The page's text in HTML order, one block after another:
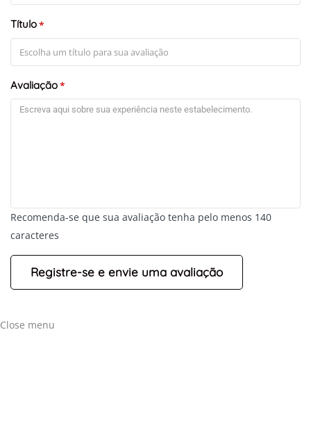
+-
Leaflet
Título*
Avaliação*
Recomenda-se que sua avaliação tenha pelo menos 140
caracteres
Close menu